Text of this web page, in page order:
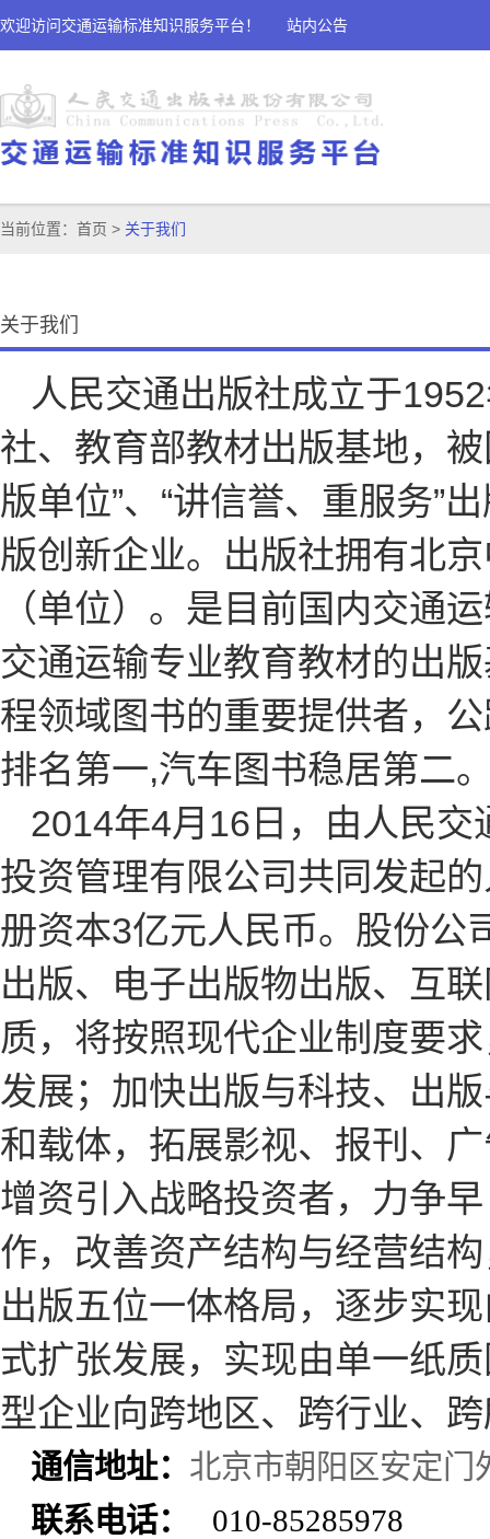
欢迎访问交通运输标准知识服务平台！ 站内公告
当前位置： 首页 > 关于我们
关于我们
人民交通出版社成立于
社、教育部教材出版基地，
版单位”、“讲信誉、重服务”
版创新企业。出版社拥有北
（单位）。是目前国内交通
交通运输专业教育教材的出
程领域图书的重要提供者，
排名第一,汽车图书稳居第二
2014年4月16日，由人民
投资管理有限公司共同发起
册资本3亿元人民币。股份公
出版、电子出版物出版、互
质，将按照现代企业制度要
发展；加快出版与科技、出
和载体，拓展影视、报刊、
增资引入战略投资者，力争
作，改善资产结构与经营结
出版五位一体格局，逐步实
式扩张发展，实现由单一纸
型企业向跨地区、跨行业、
通信地址： 北京市朝阳区安定门
联系电话：
010-85285978